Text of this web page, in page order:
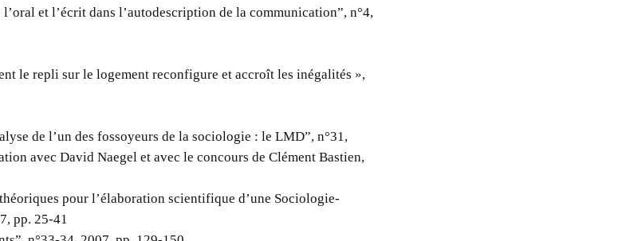
et l’écrit dans l’autodescription de la communication”, n°4,
le repli sur le logement reconfigure et accroît les inégalités »,
de l’un des fossoyeurs de la sociologie : le LMD”, n°31,
avec David Naegel et avec le concours de Clément Bastien,
pour l’élaboration scientifique d’une Sociologie-
pp. 25-41